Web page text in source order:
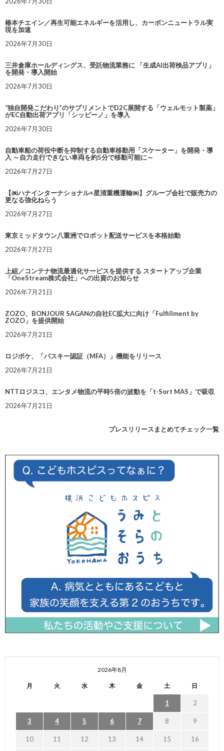
椿本チエイン／再生可能エネルギーを活用し、カーボンニュートラル実
現を加速
2026年7月30日
三井倉庫ホールディングス、受託物流業務に 「生成AI出荷検品アプリ」
を開発・導入開始
2026年7月30日
“独自開発こだわり”のサプリメントでD2C展開する「ウェルモット製薬」
がEC自動出荷アプリ「シッピーノ」を導入
2026年7月30日
自動車船の荷役中断を抑制する自動車移動用「スケーター」を開発・導
入 ～自力走行できない車両を約5分で移動可能に～
2026年7月27日
【㈱ハナインターナショナル×星清重機運輸㈱】グループ会社で販売力の
更なる強化ねらう
2026年7月27日
東京ミッドタウン八重洲でロボット配送サービスを本格始動
2026年7月27日
上組／コンテナ物流最適化サービスを提供する スタートアップ企業
「OneStream株式会社」への出資のお知らせ
2026年7月21日
ZOZO、BONJOUR SAGANの自社EC拡大に向け「Fulfillment by
ZOZO」を提供開始
2026年7月21日
ロジポケ、「パスキー認証（MFA）」機能をリリース
2026年7月21日
NTTロジスコ、エンタメ物流の平時5倍の波動を「t-Sort MAS」で吸収
2026年7月21日
プレスリリースまとめてチェック一覧
2026年8月
月 火 水 木 金 土 日
1 2
3 4 5 6 7 8 9
10 11 12 13 14 15 16